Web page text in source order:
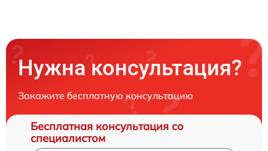
Нужна консультация?
Закажите бесплатную консультацию
Бесплатная консультация со
специалистом